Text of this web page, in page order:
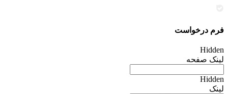
فرم درخواست
Hidden
لینک صفحه
Hidden
لینک